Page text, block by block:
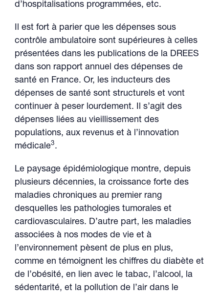
d’hospitalisations programmées, etc.
Il est fort à parier que les dépenses sous
contrôle ambulatoire sont supérieures à celles
présentées dans les publications de la DREES
dans son rapport annuel des dépenses de
santé en France. Or, les inducteurs des
dépenses de santé sont structurels et vont
continuer à peser lourdement. Il s’agit des
dépenses liées au vieillissement des
populations, aux revenus et à l’innovation
médicale3.
Le paysage épidémiologique montre, depuis
plusieurs décennies, la croissance forte des
maladies chroniques au premier rang
desquelles les pathologies tumorales et
cardiovasculaires. D’autre part, les maladies
associées à nos modes de vie et à
l’environnement pèsent de plus en plus,
comme en témoignent les chiffres du diabète et
de l’obésité, en lien avec le tabac, l’alcool, la
sédentarité, et la pollution de l’air dans le